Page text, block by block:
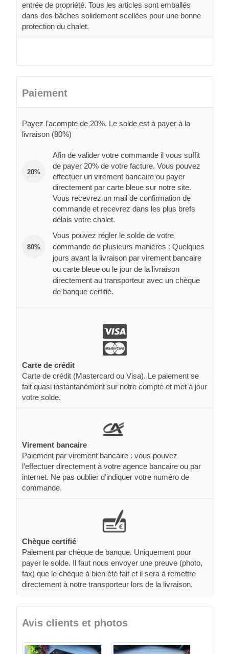
entrée de propriété. Tous les articles sont emballés
dans des bâches solidement scellées pour une bonne
protection du chalet.
Paiement
Payez l’acompte de 20%. Le solde est à payer à la
livraison (80%)
20%
Afin de valider votre commande il vous suffit
de payer 20% de votre facture. Vous pouvez
effectuer un virement bancaire ou payer
directement par carte bleue sur notre site.
Vous recevrez un mail de confirmation de
commande et recevrez dans les plus brefs
délais votre chalet.
80%
Vous pouvez régler le solde de votre
commande de plusieurs manières : Quelques
jours avant la livraison par virement bancaire
ou carte bleue ou le jour de la livraison
directement au transporteur avec un chèque
de banque certifié.
Carte de crédit
Carte de crédit (Mastercard ou Visa). Le paiement se
fait quasi instantanément sur notre compte et met à jour
votre solde.
Virement bancaire
Paiement par virement bancaire : vous pouvez
l’effectuer directement à votre agence bancaire ou par
internet. Ne pas oublier d’indiquer votre numéro de
commande.
Chèque certifié
Paiement par chèque de banque. Uniquement pour
payer le solde. Il faut nous envoyer une preuve (photo,
fax) que le chèque à bien été fait et il sera à remettre
directement à notre transporteur lors de la livraison.
Avis clients et photos